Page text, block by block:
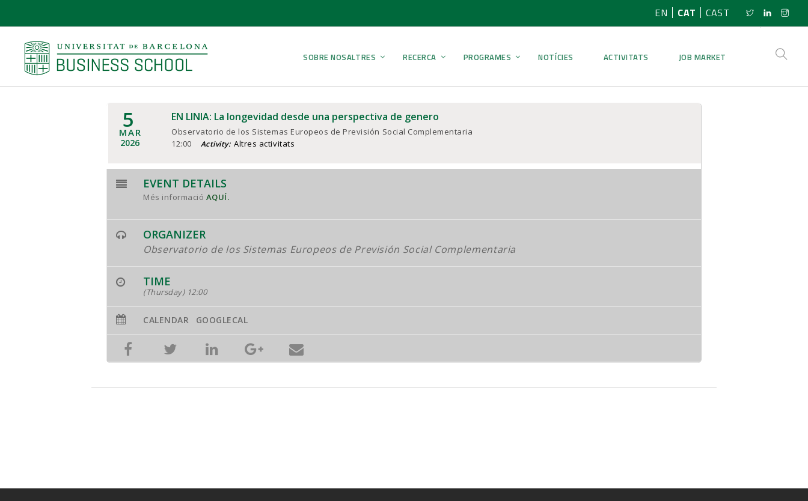
EN CAT CAST
SOBRE NOSALTRES RECERCA PROGRAMES NOTÍCIES ACTIVITATS JOB MARKET
5
MAR
2026
EN LINIA: La longevidad desde una perspectiva de genero
Observatorio de los Sistemas Europeos de Previsión Social Complementaria
12:00
Activity: Altres activitats
EVENT DETAILS
Més informació AQUÍ.
ORGANIZER
Observatorio de los Sistemas Europeos de Previsión Social Complementaria
TIME
(Thursday) 12:00
CALENDAR GOOGLECAL